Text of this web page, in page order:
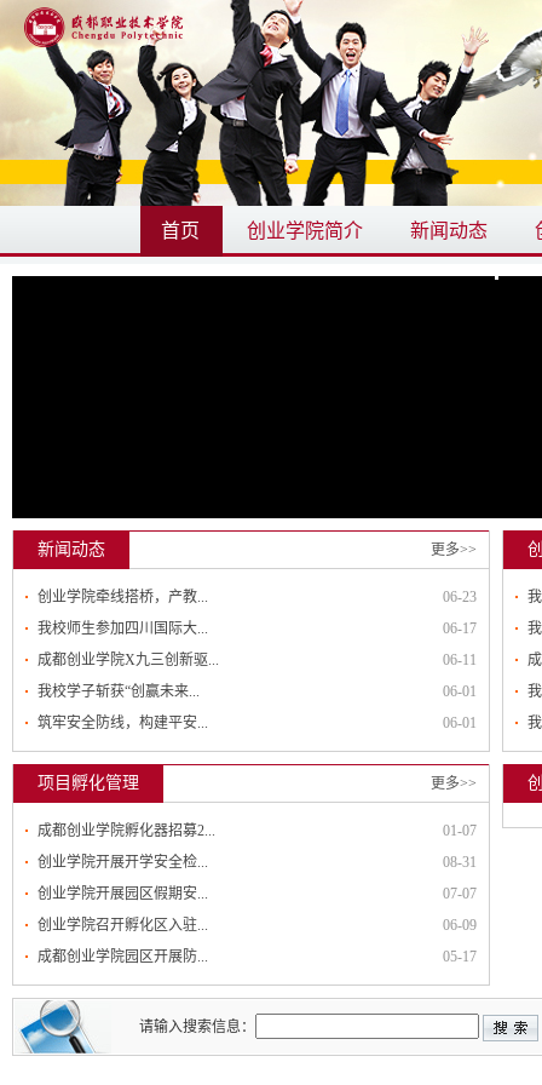
首页 创业学院简介 新闻动态
新闻动态 更多>>
06-23
创业学院牵线搭桥，产教...
06-17
我校师生参加四川国际大...
06-11
成都创业学院X九三创新驱...
06-01
我校学子斩获“创赢未来...
06-01
筑牢安全防线，构建平安...
项目孵化管理 更多>>
01-07
成都创业学院孵化器招募2...
08-31
创业学院开展开学安全检...
07-07
创业学院开展园区假期安...
06-09
创业学院召开孵化区入驻...
05-17
成都创业学院园区开展防...
请输入搜索信息：